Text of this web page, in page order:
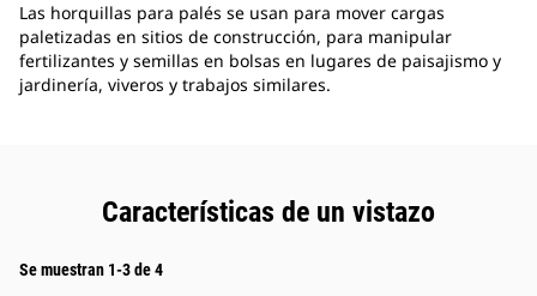
Las horquillas para palés se usan para mover cargas
paletizadas en sitios de construcción, para manipular
fertilizantes y semillas en bolsas en lugares de paisajismo y
jardinería, viveros y trabajos similares.
Características de un vistazo
Se muestran 1-3 de 4